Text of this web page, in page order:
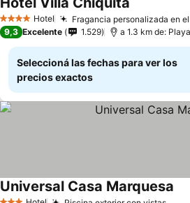
4 EstrellasHotel Fragancia personalizada en
9,3 Excelente 1.529 a 1.3 km de:
Seleccioná las fechas para ver los
precios exactos
Universal Casa Marquesa